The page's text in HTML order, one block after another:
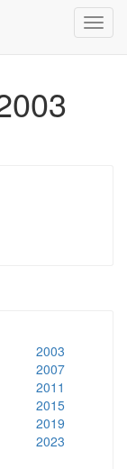
2003
2007
2011
2015
2019
2023